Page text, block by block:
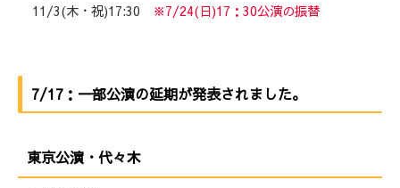
11/3(木・祝)17:30 ※7/24(日)17：30公演の振替
7/17：一部公演の延期が発表されました。
東京公演・代々木